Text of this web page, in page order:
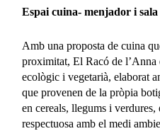
Espai cuina- menjador i sala
Amb una proposta de cuina
proximitat, El Racó de
ecològic i vegetarià, elaborat
que provenen de la pròpia
en cereals, llegums i
respectuosa amb el medi